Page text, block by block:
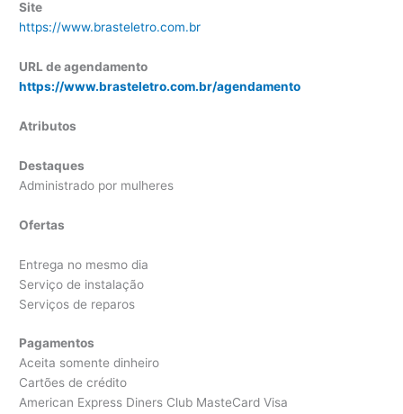
Site
https://www.brasteletro.com.br
URL de agendamento
https://www.brasteletro.com.br/agendamento
Atributos
Destaques
Administrado por mulheres
Ofertas
Entrega no mesmo dia
Serviço de instalação
Serviços de reparos
Pagamentos
Aceita somente dinheiro
Cartões de crédito
American Express Diners Club MasteCard Visa